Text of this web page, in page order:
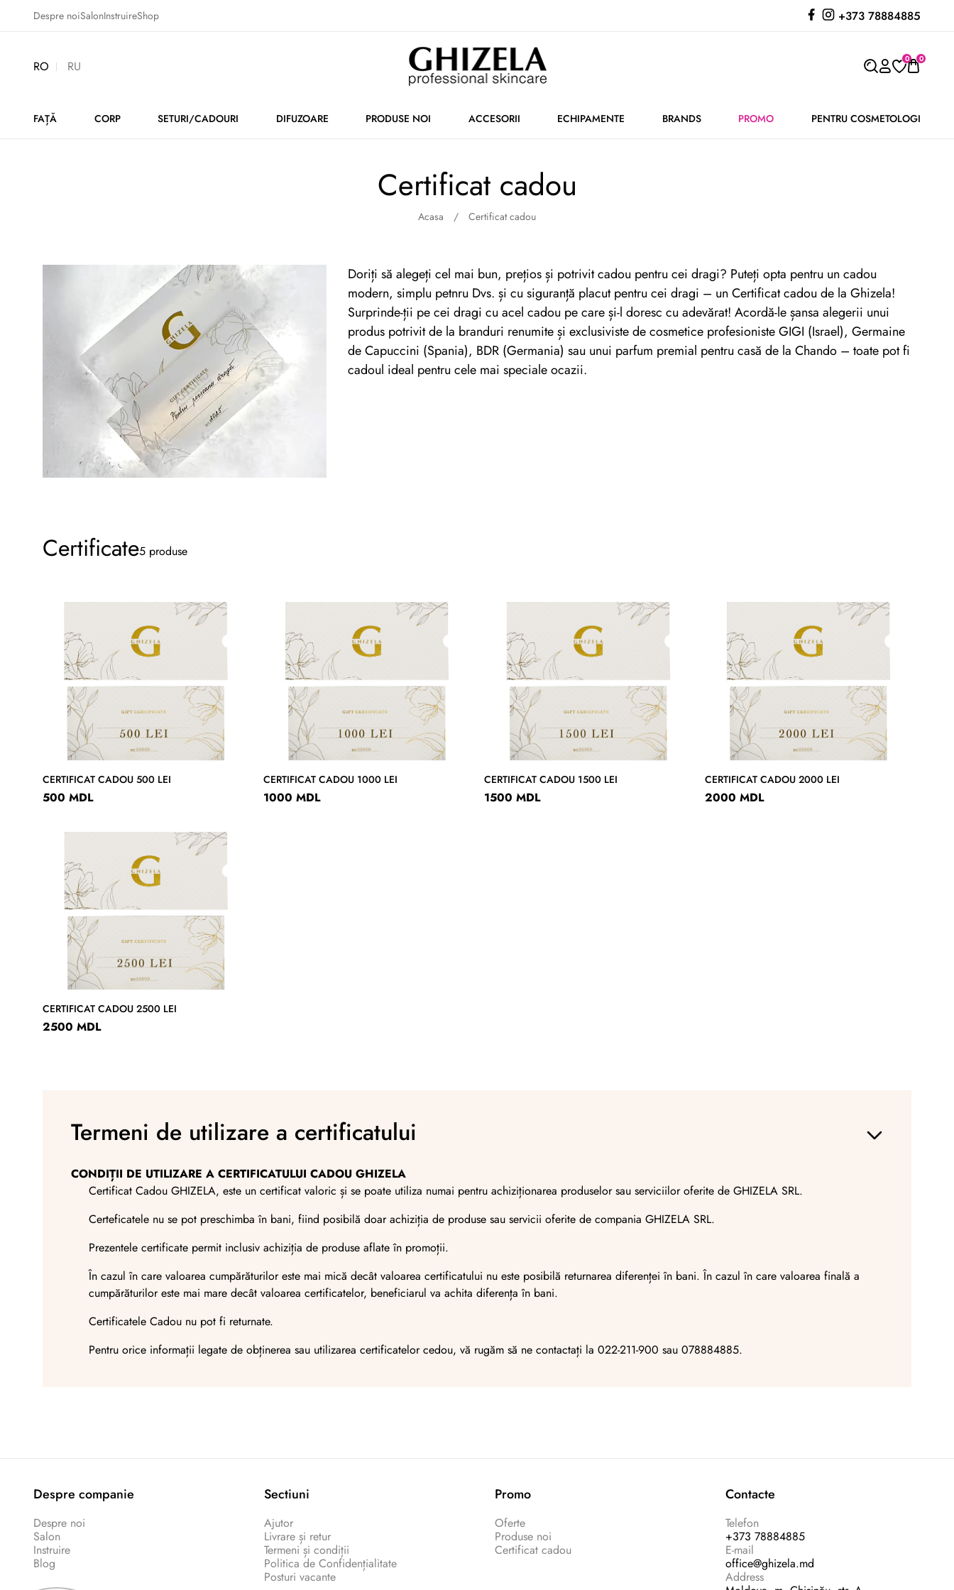
Despre noiSalonInstruireShop +373 78884885
RO RU 0 0
FAȚĂ CORP SETURI/CADOURI DIFUZOARE PRODUSE NOI ACCESORII ECHIPAMENTE BRANDS PROMO PENTRU COSMETOLOGI
Certificat cadou
Acasa Certificat cadou
Doriți să alegeți cel mai bun, prețios și potrivit cadou pentru cei dragi? Puteți opta pentru un cadou
modern, simplu petnru Dvs. și cu siguranță placut pentru cei dragi – un Certificat cadou de la Ghizela!
Surprinde-ții pe cei dragi cu acel cadou pe care și-l doresc cu adevărat! Acordă-le șansa alegerii unui
produs potrivit de la branduri renumite și exclusiviste de cosmetice profesioniste GIGI (Israel), Germaine
de Capuccini (Spania), BDR (Germania) sau unui parfum premial pentru casă de la Chando – toate pot fi
cadoul ideal pentru cele mai speciale ocazii.
Certificate5 produse
CERTIFICAT CADOU 500 LEI
500 MDL
CERTIFICAT CADOU 1000 LEI
1000 MDL
CERTIFICAT CADOU 1500 LEI
1500 MDL
CERTIFICAT CADOU 2000 LEI
2000 MDL
CERTIFICAT CADOU 2500 LEI
2500 MDL
Termeni de utilizare a certificatului
CONDIȚII DE UTILIZARE A CERTIFICATULUI CADOU GHIZELA
Certificat Cadou GHIZELA, este un certificat valoric și se poate utiliza numai pentru achiziționarea produselor sau serviciilor oferite de GHIZELA SRL.
Certeficatele nu se pot preschimba în bani, fiind posibilă doar achiziția de produse sau servicii oferite de compania GHIZELA SRL.
Prezentele certificate permit inclusiv achiziția de produse aflate în promoții.
În cazul în care valoarea cumpărăturilor este mai mică decât valoarea certificatului nu este posibilă returnarea diferenței în bani. În cazul în care valoarea finală a
cumpărăturilor este mai mare decât valoarea certificatelor, beneficiarul va achita diferența în bani.
Certificatele Cadou nu pot fi returnate.
Pentru orice informații legate de obținerea sau utilizarea certificatelor cedou, vă rugăm să ne contactați la 022-211-900 sau 078884885.
Despre companie
Despre noi
Salon
Instruire
Blog
Sectiuni
Ajutor
Livrare și retur
Termeni și condiții
Politica de Confidențialitate
Posturi vacante
Promo
Oferte
Produse noi
Certificat cadou
Contacte
Telefon
+373 78884885
E-mail
office@ghizela.md
Address